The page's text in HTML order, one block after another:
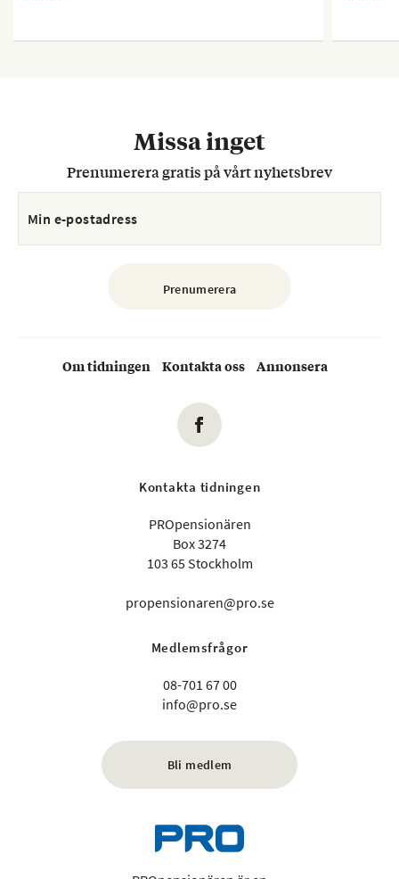
Missa inget
Prenumerera gratis på vårt nyhetsbrev
Om tidningen Kontakta oss Annonsera
Kontakta tidningen
PROpensionären
Box 3274
103 65 Stockholm
propensionaren@pro.se
Medlemsfrågor
08-701 67 00
info@pro.se
Bli medlem